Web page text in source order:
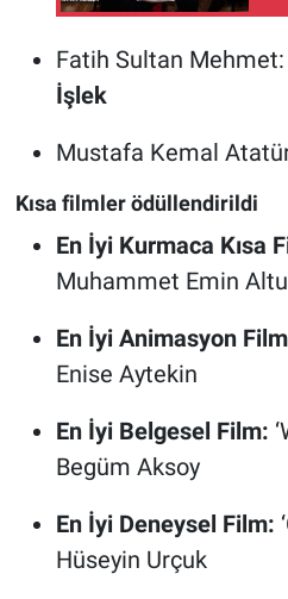
Fatih Sultan Mehmet:
İşlek
Mustafa Kemal
Kısa filmler ödüllendirildi
En İyi Kurmaca Kısa
Muhammet Emin
En İyi Animasyon
Enise Aytekin
En İyi Belgesel Film:
Begüm Aksoy
En İyi Deneysel Film:
Hüseyin Urçuk